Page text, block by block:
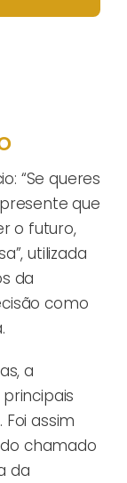
“Se queres
que
o futuro,
utilizada
da
como
a
assim
do chamado
da